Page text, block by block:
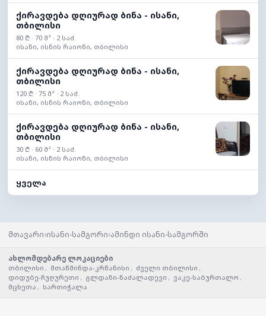
ქირავდება დღიურად ბინა - ისანი,
თბილისი
80 ₾ · 70 მ² · 2 საძ.
ისანი, ისნის რაიონი, თბილისი
ქირავდება დღიურად ბინა - ისანი,
თბილისი
120 ₾ · 75 მ² · 2 საძ.
ისანი, ისნის რაიონი, თბილისი
ქირავდება დღიურად ბინა - ისანი,
თბილისი
30 ₾ · 60 მ² · 2 საძ.
ისანი, ისნის რაიონი, თბილისი
ყველა
მთავარი›ისანი-სამგორი›ამინდი ისანი-სამგორში
ახლომდებარე ლოკაციები
თბილისი , მთაწმინდა-კრწანისი , ძველი თბილისი ,
დიდუბე-ჩუღურეთი , გლდანი-ნაძალადევი , ვაკე-საბურთალო ,
მცხეთა , სართიჭალა